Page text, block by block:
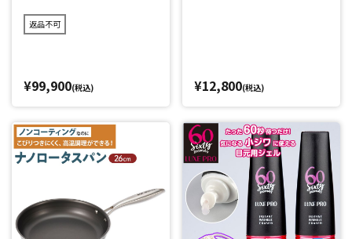
返品不可
¥99,900(税込) ¥12,800(税込)